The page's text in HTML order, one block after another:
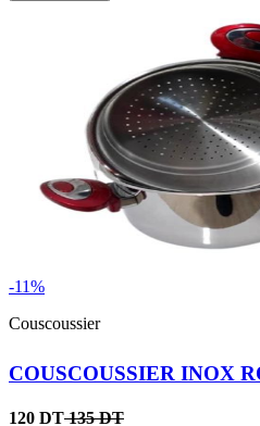
-11%
Couscoussier
COUSCOUSSIER INOX
120 DT135 DT